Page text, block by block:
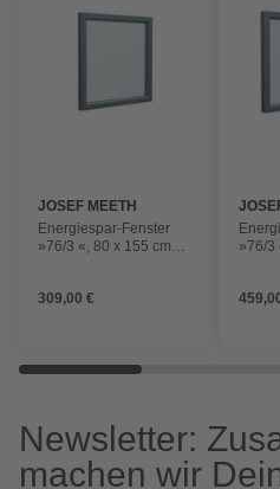
JOSEF MEETH
FENSTER UND
TÜREN
Energiespar-Fenster
»76/3 «, 80 x 155 cm
309,00 €
»76/3
Newsletter:
machen wir